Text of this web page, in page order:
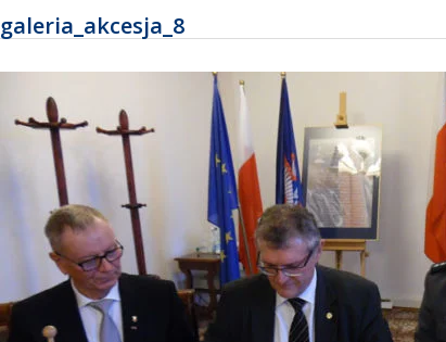
galeria_akcesja_8